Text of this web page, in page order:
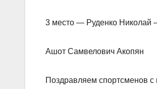
3 место — Руденко Николай
Ашот Самвелович Акопян
Поздравляем спортсменов